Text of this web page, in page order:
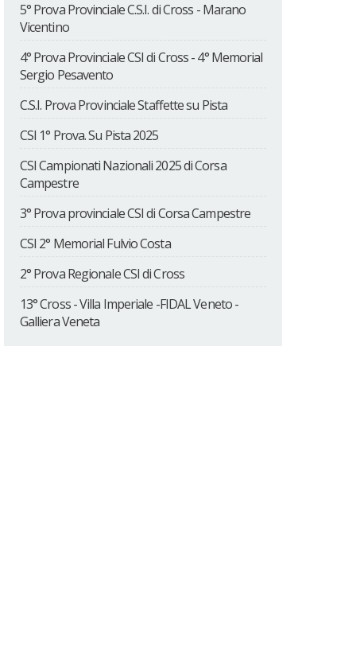
5° Prova Provinciale C.S.I. di Cross - Marano
Vicentino
4° Prova Provinciale CSI di Cross - 4° Memorial
Sergio Pesavento
C.S.I. Prova Provinciale Staffette su Pista
CSI 1° Prova. Su Pista 2025
CSI Campionati Nazionali 2025 di Corsa
Campestre
3° Prova provinciale CSI di Corsa Campestre
CSI 2° Memorial Fulvio Costa
2° Prova Regionale CSI di Cross
13° Cross - Villa Imperiale -FIDAL Veneto -
Galliera Veneta